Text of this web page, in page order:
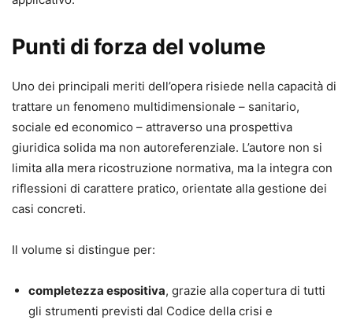
piena riabilitazione economico-sociale.
Punti di forza del volume
Uno dei principali meriti dell’opera risiede nella capacità di
trattare un fenomeno multidimensionale – sanitario,
sociale ed economico – attraverso una prospettiva
giuridica solida ma non autoreferenziale. L’autore non si
limita alla mera ricostruzione normativa, ma la integra con
riflessioni di carattere pratico, orientate alla gestione dei
casi concreti.
Il volume si distingue per:
completezza espositiva, grazie alla copertura di tutti
gli strumenti previsti dal Codice della crisi e